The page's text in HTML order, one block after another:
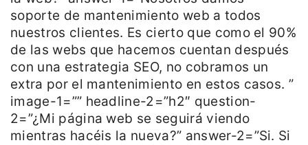
soporte de mantenimiento web a todos
nuestros clientes. Es cierto que como el 90%
de las webs que hacemos cuentan después
con una estrategia SEO, no cobramos un
extra por el mantenimiento en estos casos. ”
image-1=”” headline-2=”h2″ question-
2=”¿Mi página web se seguirá viendo
mientras hacéis la nueva?” answer-2=”Si. Si